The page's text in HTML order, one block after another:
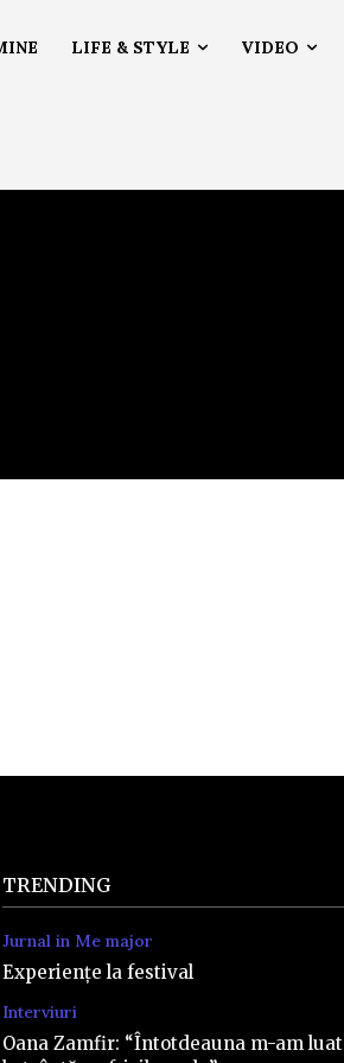
LIFE & STYLE VIDEO
TRENDING
Jurnal in Me major
Experiențe la festival
Interviuri
Oana Zamfir: “Întotdeauna m-am luat